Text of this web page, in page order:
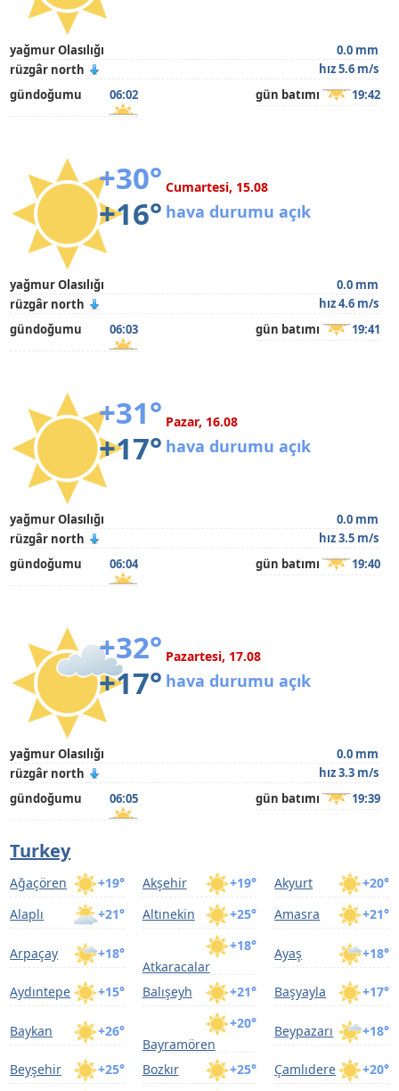
yağmur Olasılığı
0.0 mm
rüzgâr north
hız 5.6 m/s
gündoğumu
06:02 gün batımı 19:42
+30°
+16°
Cumartesi, 15.08
hava durumu açık
yağmur Olasılığı
0.0 mm
rüzgâr north
hız 4.6 m/s
gündoğumu
06:03 gün batımı 19:41
+31°
+17°
Pazar, 16.08
hava durumu açık
yağmur Olasılığı
0.0 mm
rüzgâr north
hız 3.5 m/s
gündoğumu
06:04 gün batımı 19:40
+32°
+17°
Pazartesi, 17.08
hava durumu açık
yağmur Olasılığı
0.0 mm
rüzgâr north
hız 3.3 m/s
gündoğumu
06:05 gün batımı 19:39
Turkey
+19°
Ağaçören +19°
Akşehir +20°
Akyurt
+21°
Alaplı +25°
Altınekin +21°
Amasra
+18°
Arpaçay
+18°
Atkaracalar
+18°
Ayaş
+15°
Aydıntepe +21°
Balışeyh +17°
Başyayla
+26°
Baykan
+20°
Bayramören
+18°
Beypazarı
+25°
Beyşehir +25°
Bozkır +20°
Çamlıdere